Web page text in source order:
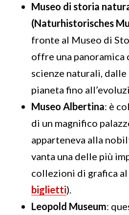
Museo di storia
(Naturhistorisches
fronte al Museo di
offre una panoramica
scienze naturali,
pianeta fino
Museo Albertina: è
di un magnifico
apparteneva alla
vanta una delle più
collezioni di grafica al
biglietti).
Leopold Museum: